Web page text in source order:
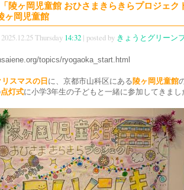
陵ヶ岡児童館 おひさまきらきらプロジェク
ヶ岡児童館
2025.12.25 Thursday 14:32 | posted by きょうとグリーン
topics/ryogaoka_start.html
リスマスの日 に、京都市山科区にある 陵ヶ岡児童館
点灯式に小学3年生の子どもと一緒に参加してきまし